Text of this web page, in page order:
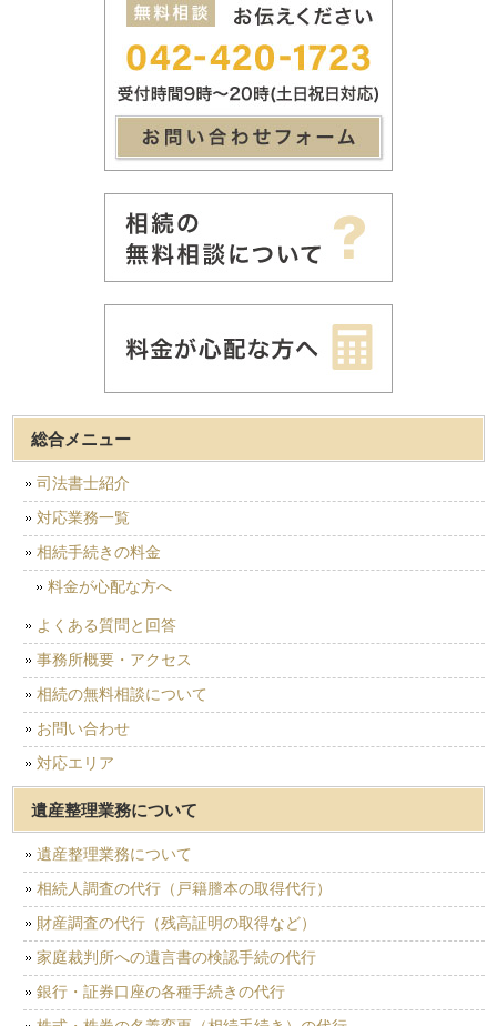
総合メニュー
司法書士紹介
対応業務一覧
相続手続きの料金
料金が心配な方へ
よくある質問と回答
事務所概要・アクセス
相続の無料相談について
お問い合わせ
対応エリア
遺産整理業務について
遺産整理業務について
相続人調査の代行（戸籍謄本の取得代行）
財産調査の代行（残高証明の取得など）
家庭裁判所への遺言書の検認手続の代行
銀行・証券口座の各種手続きの代行